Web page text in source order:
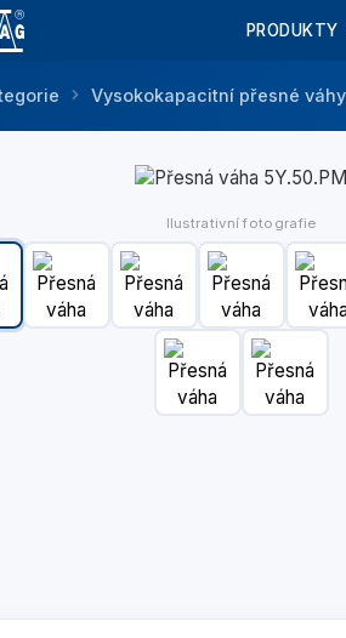
PRODUKTY
Vysokokapacitní přesné váhy
Ilustrativní fotografie